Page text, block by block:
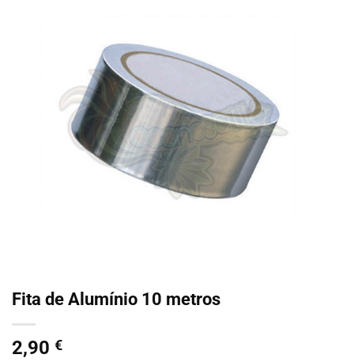
Fita de Alumínio 10 metros
2,90 €